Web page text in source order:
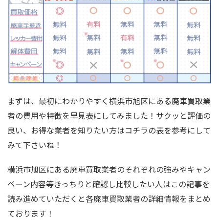
まずは、最初にわかりやすく横浜市旭区にある廃車買取業
者の費用や特徴を早見表にしてみました！サクッと評価の
良い、お得な業者を知りたい方はコチラの表を参考にして
みて下さいね！
横浜市旭区にある廃車買取業者のそれぞれの強みやキャン
ペーン内容等きっちりと確認し比較したい人はこの記事を
読み進めていただくと各廃車買取業者の詳細情報をまとめ
ております！